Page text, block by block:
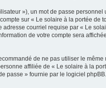
»), un mot de passe
sur « Le solaire à la portée
courriel requise par « Le
de votre compte sera
de ne pas utiliser le
affiliée de « Le solaire à la
» fournie par le logiciel